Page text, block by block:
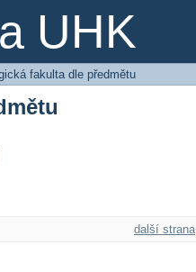
UHK
fakulta dle předmětu
další strana